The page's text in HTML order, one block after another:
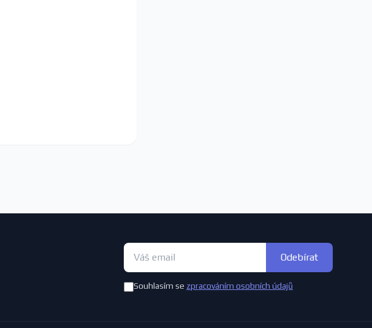
Odebírat
Souhlasím se zpracováním osobních údajů